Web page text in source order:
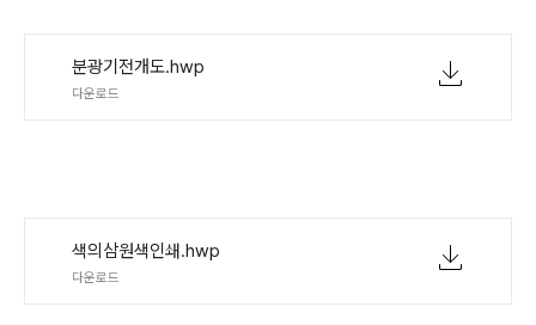
분광기전개도.hwp
다운로드
색의삼원색인쇄.hwp
다운로드